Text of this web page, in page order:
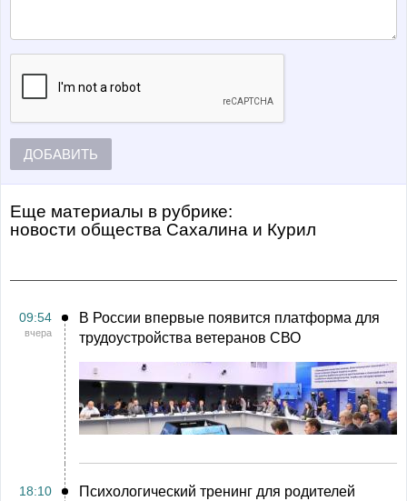
ДОБАВИТЬ
Еще материалы в рубрике:
Новости общества Сахалина и Курил
09:54
вчера
В России впервые появится платформа для
трудоустройства ветеранов СВО
18:10 Психологический тренинг для родителей